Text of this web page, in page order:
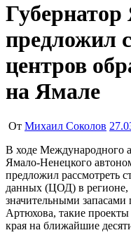
предложил
центров
на Ямале
От Михаил Соколов
В ходе Международного арктического форума губернатор
Ямало-Ненецкого
предложил рассмотреть
данных (ЦОД) в регионе,
значительными
Артюхова, такие
края на ближайшие